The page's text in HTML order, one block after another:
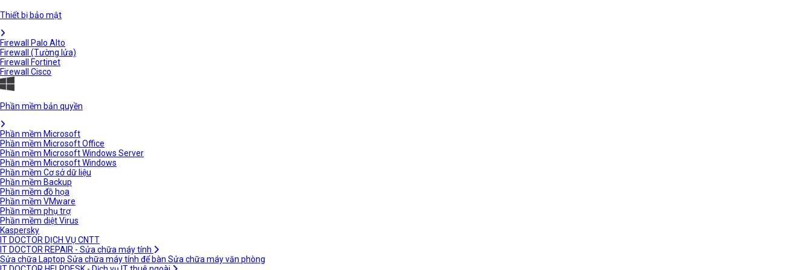
Thiết bị bảo mật
Firewall Palo Alto
Firewall (Tường lửa)
Firewall Fortinet
Firewall Cisco
Phần mềm bản quyền
Phần mềm Microsoft
Phần mềm Microsoft Office
Phần mềm Microsoft Windows Server
Phần mềm Microsoft Windows
Phần mềm Cơ sở dữ liệu
Phần mềm Backup
Phần mềm đồ họa
Phần mềm VMware
Phần mềm phụ trợ
Phần mềm diệt Virus
Kaspersky
IT DOCTOR DỊCH VỤ CNTT
IT DOCTOR REPAIR - Sửa chữa máy tính
Sửa chữa Laptop Sửa chữa máy tính để bàn Sửa chữa máy văn phòng